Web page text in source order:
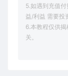
5.如遇到充值
益/利益 需要投
6.本教程仅供
关。